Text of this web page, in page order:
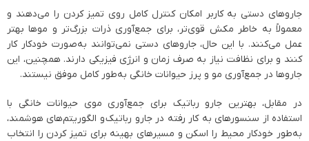
جاروهای دستی به کاربر امکان کنترل کامل روی تمیز کردن را می‌دهند و
معمولاً به خاطر مکش قوی‌تر، برای جمع‌آوری ذرات بزرگ‌تر و موها بهتر
عمل می‌کنند. با این حال، جاروهای دستی نمی‌توانند به‌صورت خودکار کار
کنند و برای نظافت نیاز به صرف زمان و انرژی فیزیکی دارند. همچنین، این
جاروها در جمع‌آوری مو و پرز حیوانات خانگی به‌طور کامل موفق نیستند.
در مقابل، بهترین جارو رباتیک برای جمع‌آوری موی حیوانات خانگی با
استفاده از سنسورهای به کار رفته در جارو رباتیک و الگوریتم‌های هوشمند،
به‌طور خودکار محیط را اسکن و مسیرهای بهینه برای تمیز کردن را انتخاب